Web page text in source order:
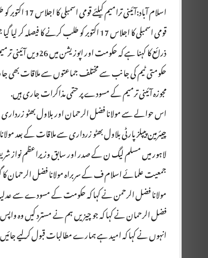
اسلام آباد:آئینی ترامیم کیلئے قومی اسمبلی کا اجلاس 17 اکتوبر کو طلب
قومی اسمبلی کا اجلاس 17 اکتوبر کو طلب کرنے کا فیصلہ کر لیا گیا جس میں 26ویں آئینی ترمیم پر بحث کی جائے گی۔
ذرائع کا کہنا ہے کہ حکومت اور اپوزیشن میں 26ویں آئینی ترمیم کے حوالے سے کافی حد تک ہم آہنگی پیدا ہوچکی ہے.
حکومتی ٹیم کی جانب سے مختلف جماعتوں سے ملاقات بھی
مجوزہ آئینی ترمیم کے مسودے پر حتمی مذاکرات جاری ہیں.
اس حوالے سے مولانا فضل الرحمان اور بلاول بھٹو
چیئرمین پیپلز پارٹی بلاول بھٹو زرداری سے ملاقات کے بعد
لاہور میں مسلم لیگ ن کے صدر اور سابق وزیراعظم
جمعیت علمائے اسلام ف کے سربراہ مولانا فضل الرحمان
مولانا فضل الرحمن نے کہا کہ حکومت کے مسودے سے
فضل الرحمان نے کہا کہ جو چیزیں ہم نے مسترد کیں وہ
انہوں نے کہا کہ امید ہے ہمارے مطالبات قبول کر لیے